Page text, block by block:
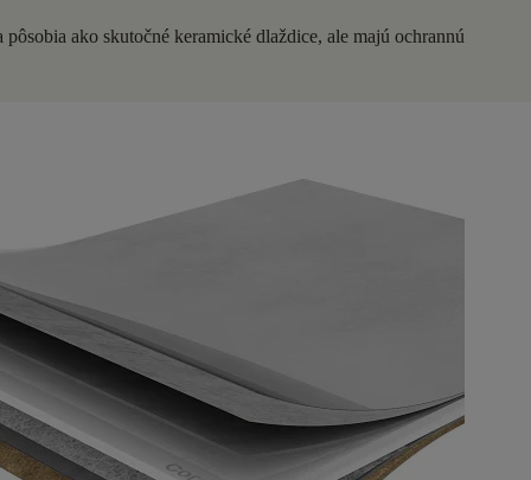
ako skutočné keramické dlaždice, ale majú ochrannú